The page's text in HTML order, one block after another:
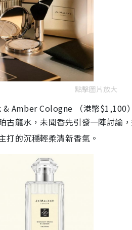
點擊圖片放大
Amber Cologne （港幣$1,100）
古龍水，未聞香先引發一陣討論
打的沉穩輕柔清新香氣。